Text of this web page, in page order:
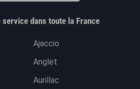
dans toute la France
Ajaccio
Anglet
Aurillac